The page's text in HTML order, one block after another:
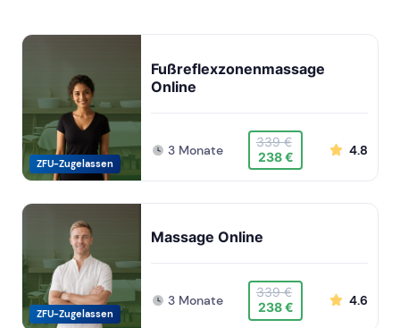
ZFU-Zugelassen
Fußreflexzonenmassage
Online
3 Monate
339 €
238 €
4.8
ZFU-Zugelassen
Massage Online
3 Monate
339 €
238 €
4.6